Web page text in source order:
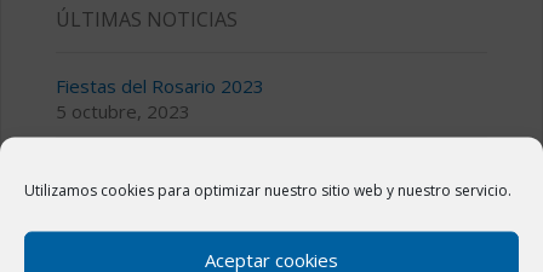
Utilizamos cookies para optimizar nuestro sitio web y nuestro servicio.
Aceptar cookies
ÚLTIMAS NOTICIAS
Fiestas del Rosario 2023
5 octubre, 2023
28 julio, 2023
Bolsa de alquiler o venta de viviendas en Novillas